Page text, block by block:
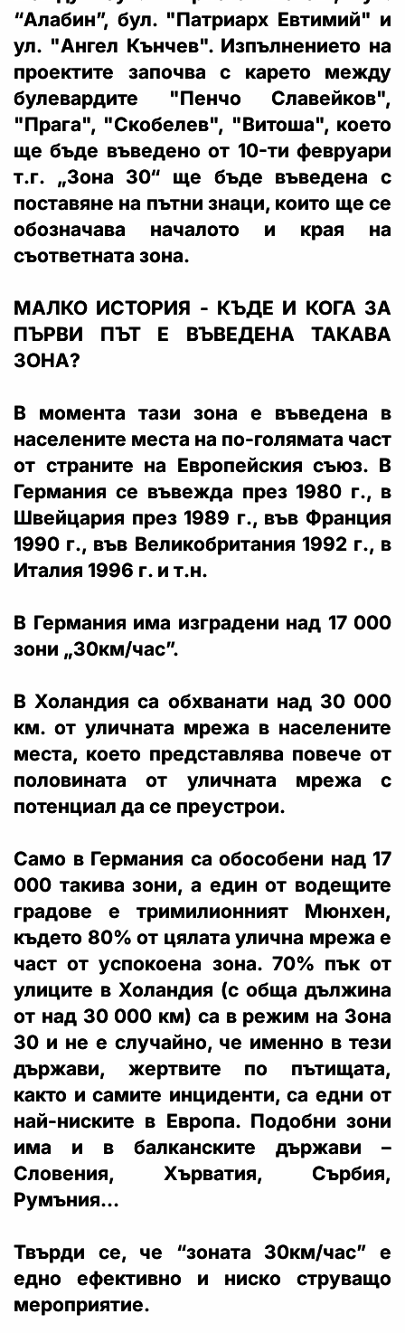
“Алабин”, бул. "Патриарх Евтимий" и
ул. "Ангел Кънчев". Изпълнението на
проектите започва с карето между
булевардите "Пенчо Славейков",
"Прага", "Скобелев", "Витоша", което
ще бъде въведено от 10-ти февруари
т.г. „Зона 30“ ще бъде въведена с
поставяне на пътни знаци, които ще се
обозначава началото и края на
съответната зона.
МАЛКО ИСТОРИЯ - КЪДЕ И КОГА ЗА
ПЪРВИ ПЪТ Е ВЪВЕДЕНА ТАКАВА
ЗОНА?
В момента тази зона е въведена в
населените места на по-голямата част
от страните на Европейския съюз. В
Германия се въвежда през 1980 г., в
Швейцария през 1989 г., във Франция
1990 г., във Великобритания 1992 г., в
Италия 1996 г. и т.н.
В Германия има изградени над 17 000
зони „30км/час”.
В Холандия са обхванати над 30 000
км. от уличната мрежа в населените
места, което представлява повече от
половината от уличната мрежа с
потенциал да се преустрои.
Само в Германия са обособени над 17
000 такива зони, а един от водещите
градове е тримилионният Мюнхен,
където 80% от цялата улична мрежа е
част от успокоена зона. 70% пък от
улиците в Холандия (с обща дължина
от над 30 000 км) са в режим на Зона
30 и не е случайно, че именно в тези
държави, жертвите по пътищата,
както и самите инциденти, са едни от
най-ниските в Европа. Подобни зони
има и в балканските държави –
Словения, Хърватия, Сърбия,
Румъния…
Твърди се, че “зоната 30км/час” е
едно ефективно и ниско струващо
мероприятие.